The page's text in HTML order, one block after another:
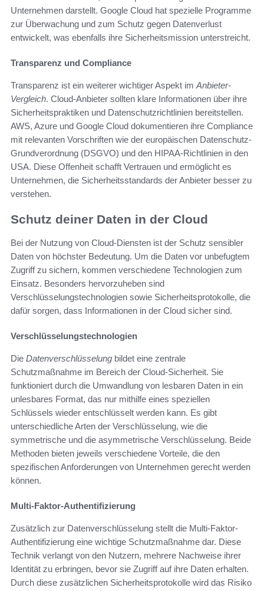
Unternehmen darstellt. Google Cloud hat spezielle Programme
zur Überwachung und zum Schutz gegen Datenverlust
entwickelt, was ebenfalls ihre Sicherheitsmission unterstreicht.
Transparenz und Compliance
Transparenz ist ein weiterer wichtiger Aspekt im Anbieter-
Vergleich. Cloud-Anbieter sollten klare Informationen über ihre
Sicherheitspraktiken und Datenschutzrichtlinien bereitstellen.
AWS, Azure und Google Cloud dokumentieren ihre Compliance
mit relevanten Vorschriften wie der europäischen Datenschutz-
Grundverordnung (DSGVO) und den HIPAA-Richtlinien in den
USA. Diese Offenheit schafft Vertrauen und ermöglicht es
Unternehmen, die Sicherheitsstandards der Anbieter besser zu
verstehen.
Schutz deiner Daten in der Cloud
Bei der Nutzung von Cloud-Diensten ist der Schutz sensibler
Daten von höchster Bedeutung. Um die Daten vor unbefugtem
Zugriff zu sichern, kommen verschiedene Technologien zum
Einsatz. Besonders hervorzuheben sind
Verschlüsselungstechnologien sowie Sicherheitsprotokolle, die
dafür sorgen, dass Informationen in der Cloud sicher sind.
Verschlüsselungstechnologien
Die Datenverschlüsselung bildet eine zentrale
Schutzmaßnahme im Bereich der Cloud-Sicherheit. Sie
funktioniert durch die Umwandlung von lesbaren Daten in ein
unlesbares Format, das nur mithilfe eines speziellen
Schlüssels wieder entschlüsselt werden kann. Es gibt
unterschiedliche Arten der Verschlüsselung, wie die
symmetrische und die asymmetrische Verschlüsselung. Beide
Methoden bieten jeweils verschiedene Vorteile, die den
spezifischen Anforderungen von Unternehmen gerecht werden
können.
Multi-Faktor-Authentifizierung
Zusätzlich zur Datenverschlüsselung stellt die Multi-Faktor-
Authentifizierung eine wichtige Schutzmaßnahme dar. Diese
Technik verlangt von den Nutzern, mehrere Nachweise ihrer
Identität zu erbringen, bevor sie Zugriff auf ihre Daten erhalten.
Durch diese zusätzlichen Sicherheitsprotokolle wird das Risiko